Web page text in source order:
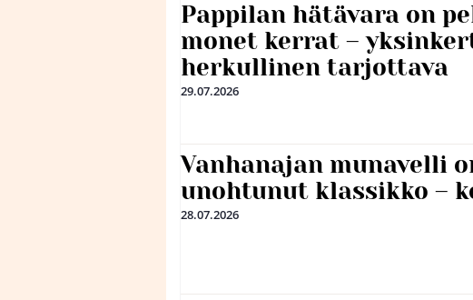
Pappilan hätävara on
monet kerrat –
herkullinen tarjottava
29.07.2026
Vanhanajan munavelli
unohtunut klassikko –
28.07.2026